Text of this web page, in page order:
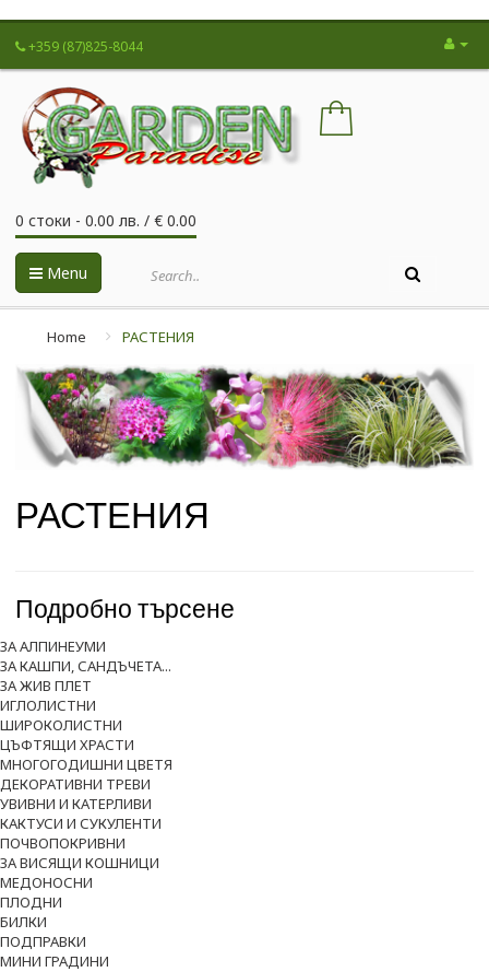
+359 (87)825-8044
0 стоки - 0.00 лв. / € 0.00
Menu
Home РАСТЕНИЯ
РАСТЕНИЯ
Подробно търсене
ЗА АЛПИНЕУМИ
ЗА КАШПИ, САНДЪЧЕТА...
ЗА ЖИВ ПЛЕТ
ИГЛОЛИСТНИ
ШИРОКОЛИСТНИ
ЦЪФТЯЩИ ХРАСТИ
МНОГОГОДИШНИ ЦВЕТЯ
ДЕКОРАТИВНИ ТРЕВИ
УВИВНИ И КАТЕРЛИВИ
КАКТУСИ И СУКУЛЕНТИ
ПОЧВОПОКРИВНИ
ЗА ВИСЯЩИ КОШНИЦИ
МЕДОНОСНИ
ПЛОДНИ
БИЛКИ
ПОДПРАВКИ
МИНИ ГРАДИНИ